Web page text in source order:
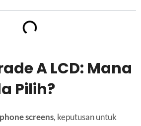
A LCD: Mana
Pilih?
screens, keputusan untuk